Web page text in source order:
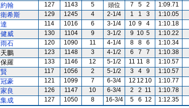
翰 127 1143 5 頭位 7 5 2 1:09.71
希斯 129 1245 4 2-1/4 1 1 3 1:10.05
114 1016 6 3-1/4 10 9 4 1:10.18
威 130 1104 9 3-1/2 9 10 5 1:10.22
石 120 1090 11 4-1/4 8 8 6 1:10.34
鵬 123 1148 3 4-1/2 6 7 7 1:10.38
羅 133 1146 12 5-1/2 11 11 8 1:10.57
117 1056 2 5-1/2 3 4 9 1:10.57
豪 121 1099 7 6-3/4 12 12 10 1:10.77
良 126 1147 10 6-3/4 2 2 11 1:10.78
成 127 1050 8 16-3/4 5 6 12 1:12.35